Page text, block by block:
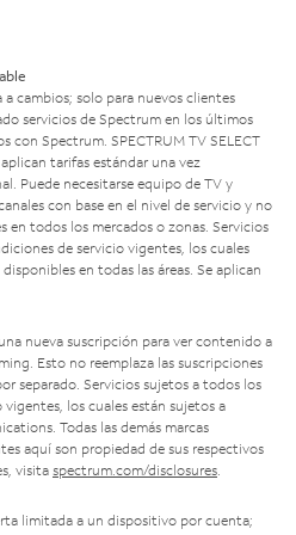
cambios; solo para nuevos clientes
servicios de Spectrum en los últimos
con Spectrum. SPECTRUM TV SELECT
tarifas estándar una vez
Puede necesitarse equipo de TV y
con base en el nivel de servicio y no
en todos los mercados o zonas. Servicios
de servicio vigentes, los cuales
en todas las áreas. Se aplican
nueva suscripción para ver contenido a
Esto no reemplaza las suscripciones
separado. Servicios sujetos a todos los
los cuales están sujetos a
Todas las demás marcas
aquí son propiedad de sus respectivos
visita spectrum.com/disclosures.
limitada a un dispositivo por cuenta;